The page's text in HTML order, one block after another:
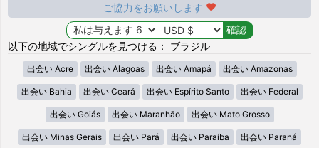
ご協力をお願いします
以下の地域でシングルを見つける： ブラジル
出会い Acre 出会い Alagoas 出会い Amapá 出会い Amazonas
出会い Bahia 出会い Ceará 出会い Espírito Santo 出会い Federal
出会い Goiás 出会い Maranhão 出会い Mato Grosso
出会い Minas Gerais 出会い Pará 出会い Paraíba 出会い Paraná